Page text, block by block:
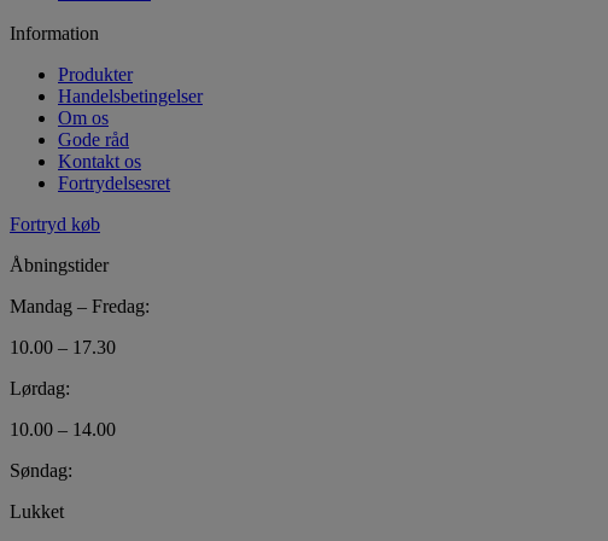
Information
Produkter
Handelsbetingelser
Om os
Gode råd
Kontakt os
Fortrydelsesret
Fortryd køb
Åbningstider
Mandag – Fredag:
10.00 – 17.30
Lørdag:
10.00 – 14.00
Søndag:
Lukket